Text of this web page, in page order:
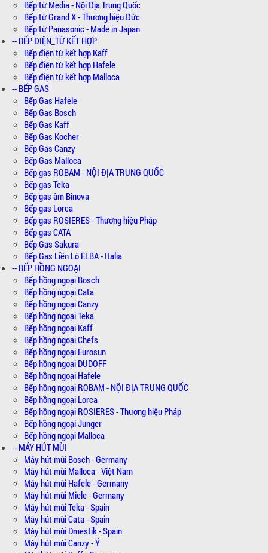
Bếp từ Media - Nội Địa Trung Quốc
Bếp từ Grand X - Thương hiệu Đức
Bếp từ Panasonic - Made in Japan
-- BẾP ĐIỆN_TỪ KẾT HỢP
Bếp điện từ kết hợp Kaff
Bếp điện từ kết hợp Hafele
Bếp điện từ kết hợp Malloca
-- BẾP GAS
Bếp Gas Hafele
Bếp Gas Bosch
Bếp Gas Kaff
Bếp Gas Kocher
Bếp Gas Canzy
Bếp Gas Malloca
Bếp gas ROBAM - NỘI ĐỊA TRUNG QUỐC
Bếp gas Teka
Bếp gas âm Binova
Bếp gas Lorca
Bếp gas ROSIERES - Thương hiệu Pháp
Bếp gas CATA
Bếp Gas Sakura
Bếp Gas Liền Lò ELBA - Italia
-- BẾP HỒNG NGOẠI
Bếp hồng ngoại Bosch
Bếp hồng ngoại Cata
Bếp hồng ngoại Canzy
Bếp hồng ngoại Teka
Bếp hồng ngoại Kaff
Bếp hồng ngoại Chefs
Bếp hồng ngoại Eurosun
Bếp hồng ngoại DUDOFF
Bếp hồng ngoại Hafele
Bếp hồng ngoại ROBAM - NỘI ĐỊA TRUNG QUỐC
Bếp hồng ngoại Lorca
Bếp hồng ngoại ROSIERES - Thương hiệu Pháp
Bếp hồng ngoại Junger
Bếp hồng ngoại Malloca
-- MÁY HÚT MÙI
Máy hút mùi Bosch - Germany
Máy hút mùi Malloca - Việt Nam
Máy hút mùi Hafele - Germany
Máy hút mùi Miele - Germany
Máy hút mùi Teka - Spain
Máy hút mùi Cata - Spain
Máy hút mùi Dmestik - Spain
Máy hút mùi Canzy - Ý